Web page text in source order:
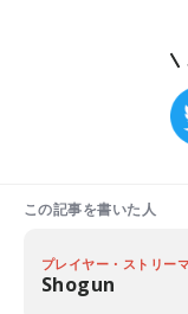
この記事を書いた人
プレイヤー・ストリー
Shogun